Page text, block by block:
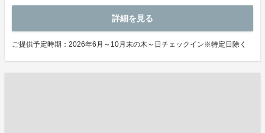
詳細を見る
ご提供予定時期：2026年6月～10月末の木～日チェックイン※特定日除く